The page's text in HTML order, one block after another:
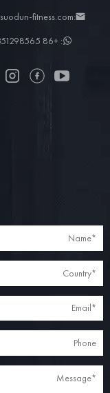
:sales@suodun-fitness.com
: +86 17351298565